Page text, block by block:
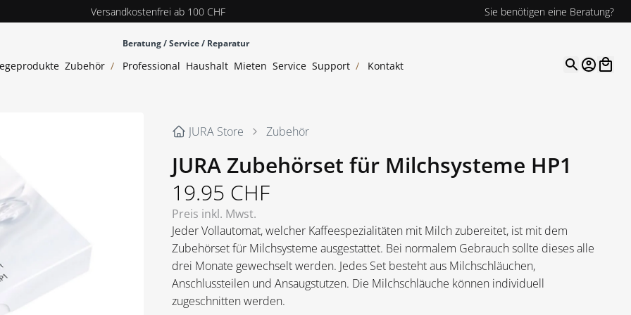
Versandkostenfrei ab 100 CHF Sie benötigen eine Beratung?
Zubehör /
Beratung / Service / Reparatur
Professional Haushalt Mieten Service Support / Kontakt Open
JURA Store Zubehör
JURA Zubehörset für Milchsysteme HP1
19.95 CHF
Preis inkl. Mwst.
Jeder Vollautomat, welcher Kaffeespezialitäten mit Milch zubereitet, ist mit dem
Zubehörset für Milchsysteme ausgestattet. Bei normalem Gebrauch sollte dieses alle
drei Monate gewechselt werden. Jedes Set besteht aus Milchschläuchen,
Anschlussteilen und Ansaugstutzen. Die Milchschläuche können individuell
zugeschnitten werden.